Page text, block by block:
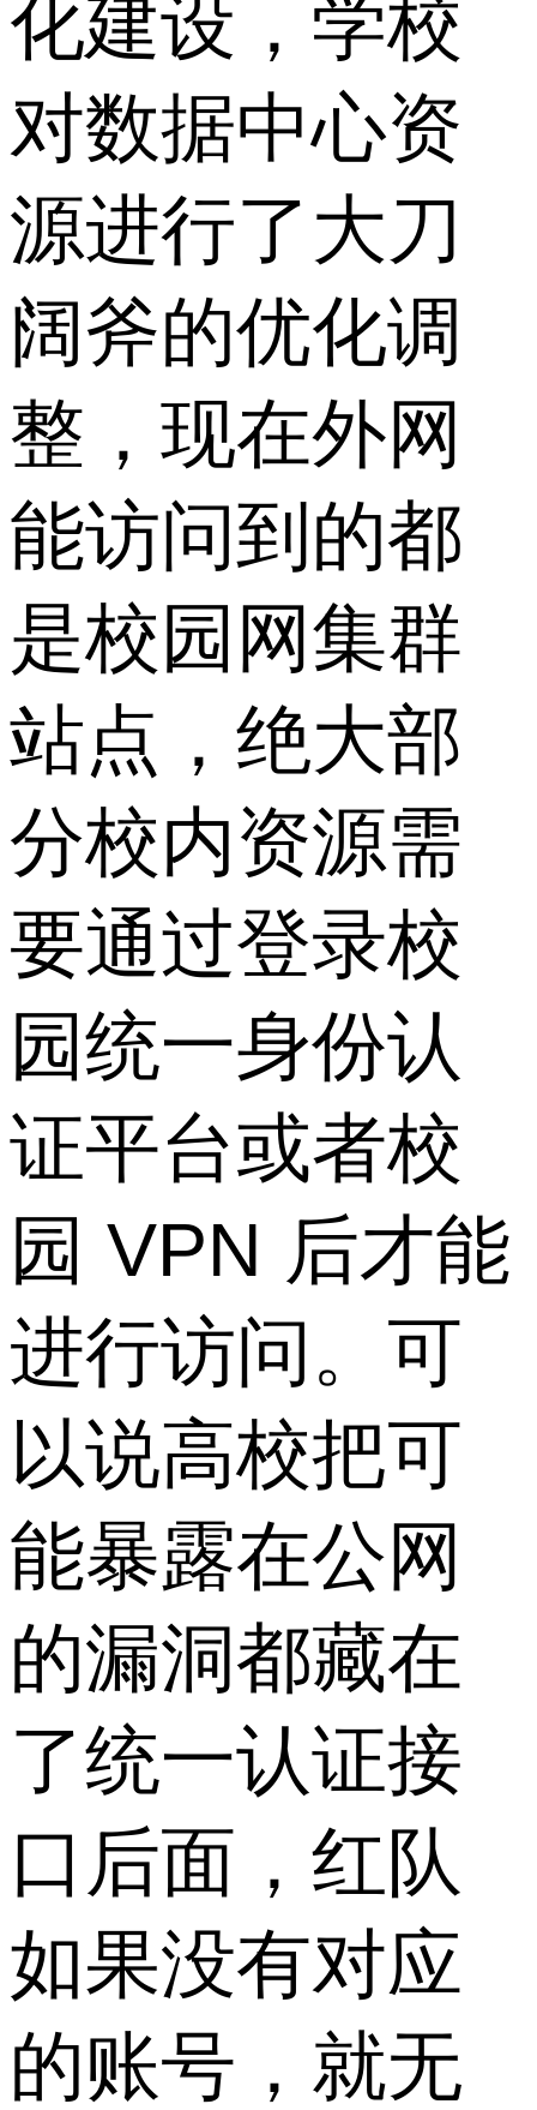
化建设，学校
对数据中心资
源进行了大刀
阔斧的优化调
整，现在外网
能访问到的都
是校园网集群
站点，绝大部
分校内资源需
要通过登录校
园统一身份认
证平台或者校
园 VPN 后才能
进行访问。可
以说高校把可
能暴露在公网
的漏洞都藏在
了统一认证接
口后面，红队
如果没有对应
的账号，就无